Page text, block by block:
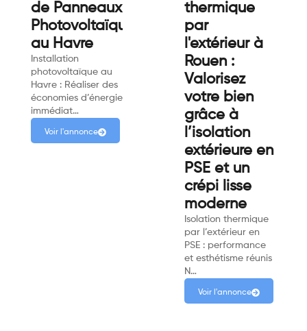
de Panneaux
Photovoltaïque
au Havre
Installation
photovoltaïque au
Havre : Réaliser des
économies d’énergie
immédiat…
Voir l'annonce
thermique
par
l'extérieur à
Rouen :
Valorisez
votre bien
grâce à
l’isolation
extérieure en
PSE et un
crépi lisse
moderne
Isolation thermique
par l’extérieur en
PSE : performance
et esthétisme réunis
N…
Voir l'annonce